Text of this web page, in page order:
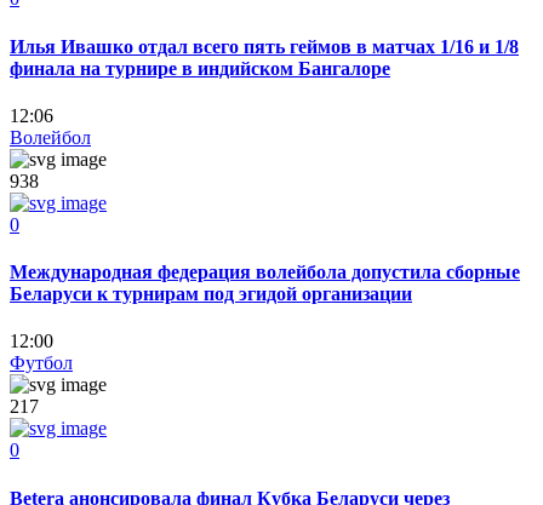
Илья Ивашко отдал всего пять геймов в матчах 1/16 и 1/8
финала на турнире в индийском Бангалоре
12:06
Волейбол
938
0
Международная федерация волейбола допустила сборные
Беларуси к турнирам под эгидой организации
12:00
Футбол
217
0
Betera анонсировала финал Кубка Беларуси через